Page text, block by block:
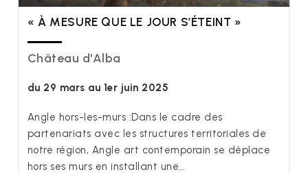
« À MESURE QUE LE JOUR S’ÉTEINT »
Château d'Alba
du 29 mars au 1er juin 2025
Angle hors-les-murs :Dans le cadre des
partenariats avec les structures territoriales de
notre région, Angle art contemporain se déplace
hors ses murs en installant une…